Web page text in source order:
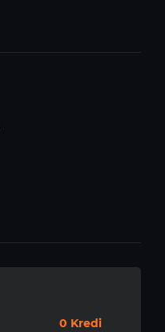
0 Kredi